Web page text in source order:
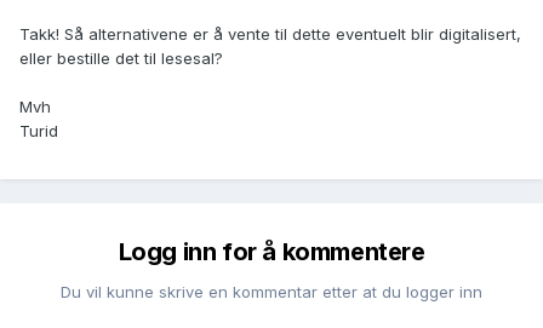
Takk! Så alternativene er å vente til dette eventuelt blir digitalisert,
eller bestille det til lesesal?
Mvh
Turid
Logg inn for å kommentere
Du vil kunne skrive en kommentar etter at du logger inn